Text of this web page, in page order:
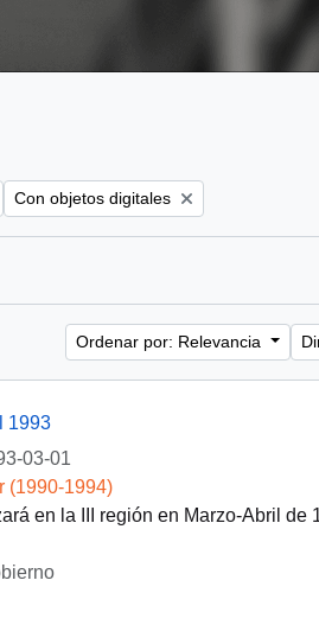
Remove filter:
Con objetos digitales
Ordenar por: Relevancia
1993
03-01
(1990-1994)
en la III región en Marzo-Abril de